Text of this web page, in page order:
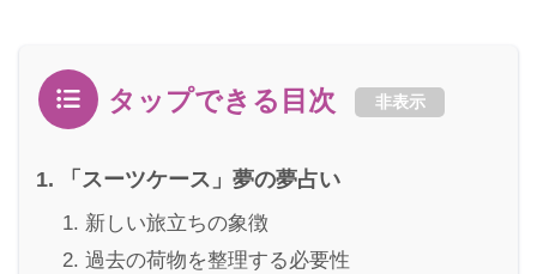
タップできる目次 非表示
「スーツケース」夢の夢占い
新しい旅立ちの象徴
過去の荷物を整理する必要性